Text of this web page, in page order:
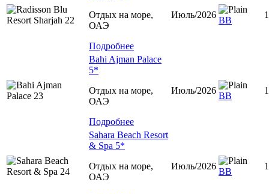
Отдых на море,
ОАЭ
Подробнее
Июль/2026
ВВ
1
Bahi Ajman Palace
5*
Отдых на море,
ОАЭ
Подробнее
Июль/2026
ВВ
1
Sahara Beach Resort
& Spa 5*
Отдых на море,
ОАЭ
Июль/2026
ВВ
1